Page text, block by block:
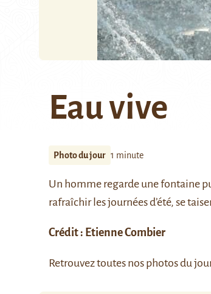
Eau vive
Photo du jour 1 minute
Un homme regarde une fontaine
rafraîchir les journées d’été, se
Crédit : Etienne Combier
Retrouvez toutes nos photos du